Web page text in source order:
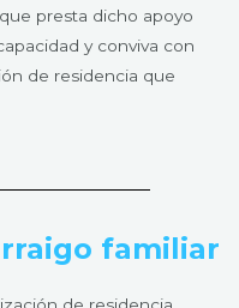
presta dicho apoyo
y conviva con
de residencia que
familiar